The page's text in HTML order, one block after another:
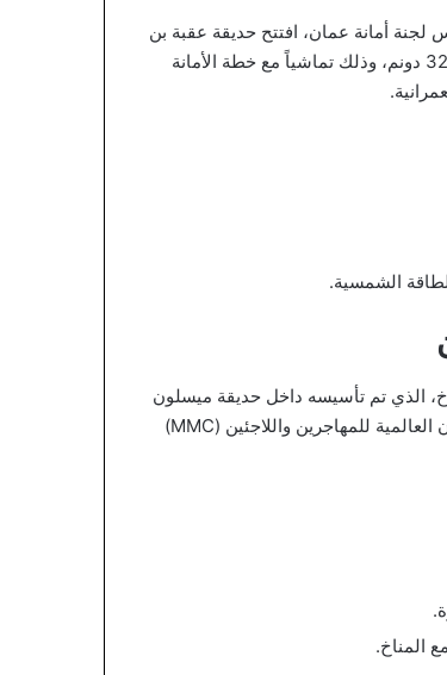
لجنة أمانة عمان، افتتح حديقة عقبة بن
نافع الواقعة في منطقة زهران. وقد أُنشئت هذه الحديقة على مساحة تبلغ 3200 دونم، وذلك تماشياً مع خطة الأمانة
الشمسية.
الذي تم تأسيسه داخل حديقة ميسلون
بالقرب من مخيم الحسين للاجئين. وجاء هذا المشروع بدعم من صندوق المدن العالمية للمهاجرين واللاجئين (MMC)
المناخ.